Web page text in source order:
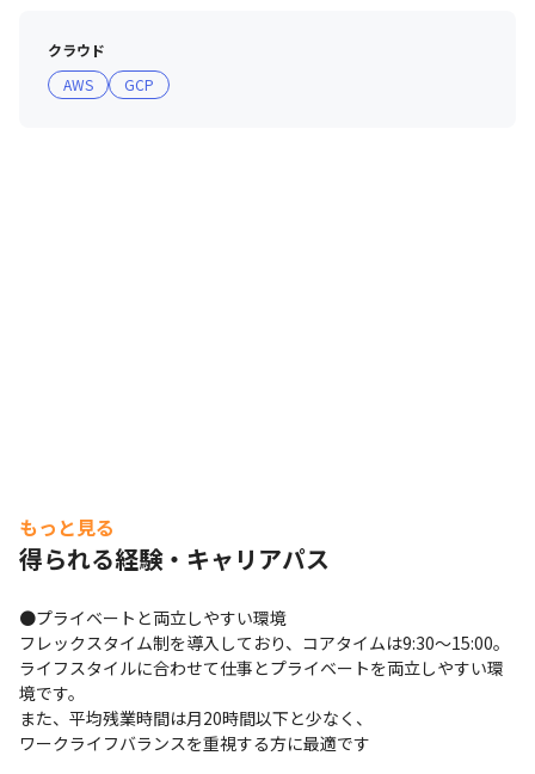
クラウド
AWS
GCP
もっと見る
得られる経験・キャリアパス
●プライベートと両立しやすい環境
フレックスタイム制を導入しており、コアタイムは9:30〜15:00。
ライフスタイルに合わせて仕事とプライベートを両立しやすい環
境です。
また、平均残業時間は月20時間以下と少なく、
ワークライフバランスを重視する方に最適です